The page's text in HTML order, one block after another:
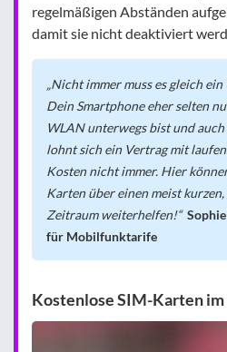
regelmäßigen Abständen
damit sie nicht deaktiviert
Nicht immer muss es gleich ein
Dein Smartphone eher selten
WLAN unterwegs bist und
lohnt sich ein Vertrag mit
Kosten nicht immer. Hier
Karten über einen meist
Zeitraum weiterhelfen!
für Mobilfunktarife
Kostenlose SIM-Karten